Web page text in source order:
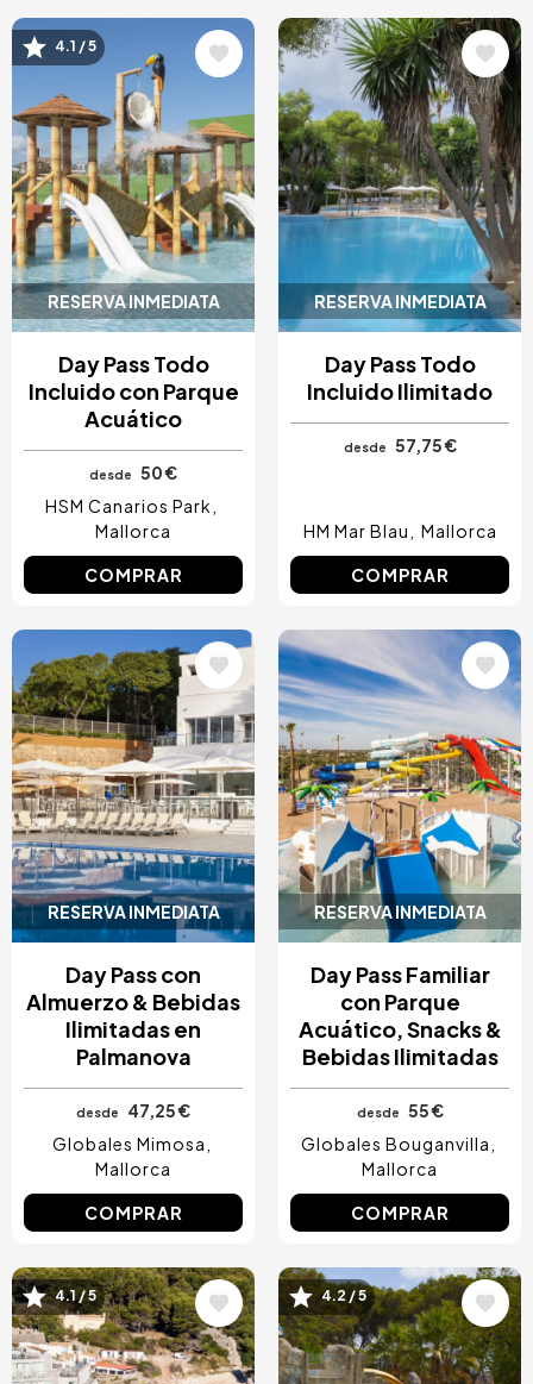
RESERVA INMEDIATA
Image
4.1 / 5
Day Pass Todo
Incluido con Parque
Acuático
desde
50 €
HSM Canarios Park
Mallorca
COMPRAR
RESERVA INMEDIATA
Image
Day Pass Todo
Incluido Ilimitado
desde 57,75 €
HM Mar Blau Mallorca
COMPRAR
RESERVA INMEDIATA
Image
Day Pass con
Almuerzo & Bebidas
Ilimitadas en
Palmanova
desde
47,25 €
Globales Mimosa
Mallorca
COMPRAR
RESERVA INMEDIATA
Image
Day Pass Familiar
con Parque
Acuático, Snacks &
Bebidas Ilimitadas
desde
55 €
Globales Bouganvilla
Mallorca
COMPRAR
Image
4.1 / 5 Image
4.2 / 5